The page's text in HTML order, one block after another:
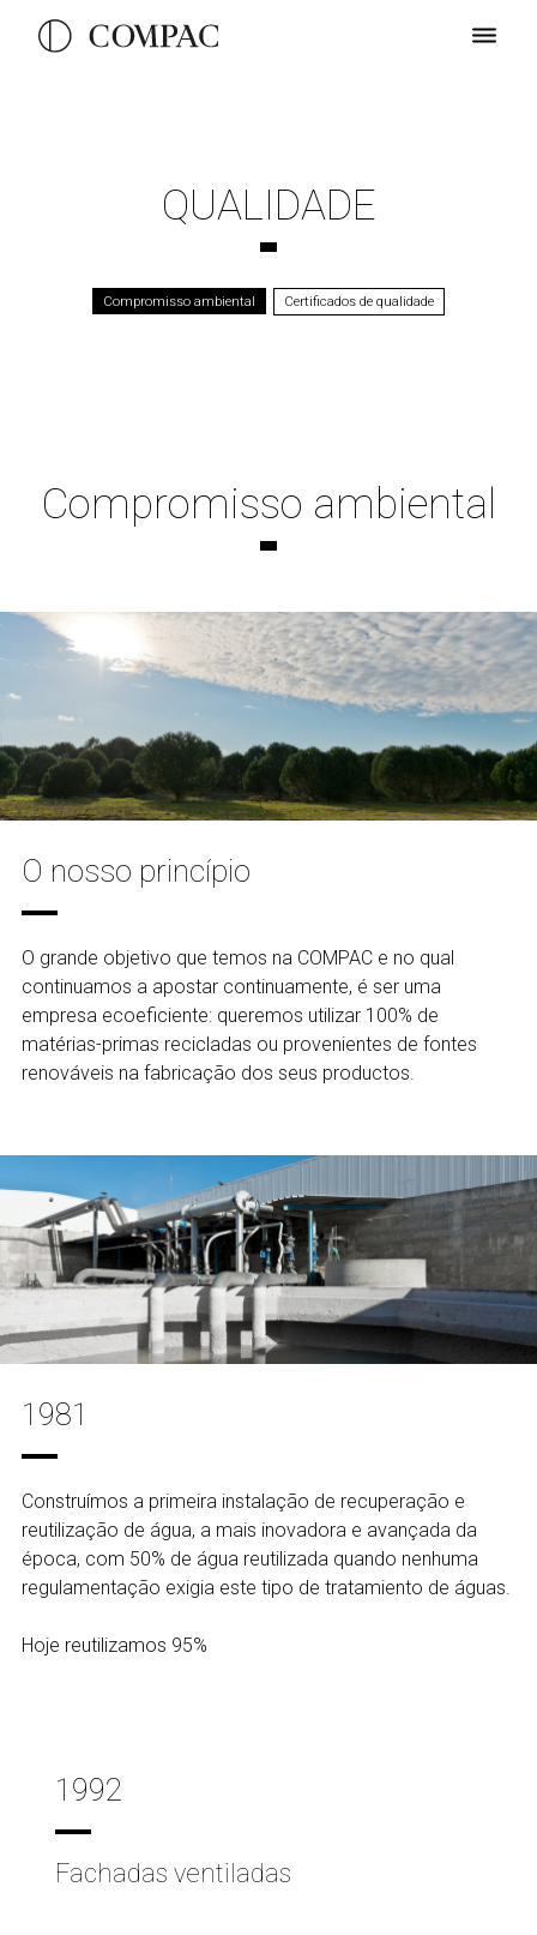
QUALIDADE
Compromisso ambiental Certificados de qualidade
Compromisso ambiental
O nosso princípio
O grande objetivo que temos na COMPAC e no qual
continuamos a apostar continuamente, é ser uma
empresa ecoeficiente: queremos utilizar 100% de
matérias-primas recicladas ou provenientes de fontes
renováveis na fabricação dos seus productos.
1981
Construímos a primeira instalação de recuperação e
reutilização de água, a mais inovadora e avançada da
época, com 50% de água reutilizada quando nenhuma
regulamentação exigia este tipo de tratamiento de águas.
Hoje reutilizamos 95%
1992
Fachadas ventiladas